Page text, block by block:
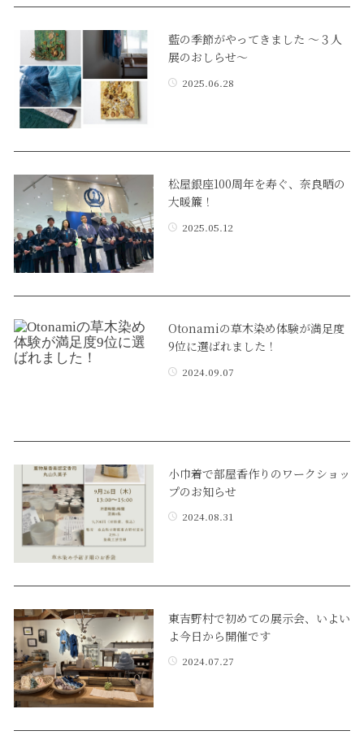
藍の季節がやってきました 〜３人
展のおしらせ〜
2025.06.28
松屋銀座100周年を寿ぐ、奈良晒の
大暖簾！
2025.05.12
Otonamiの草木染め体験が満足度
9位に選ばれました！
2024.09.07
小巾着で部屋香作りのワークショッ
プのお知らせ
2024.08.31
東吉野村で初めての展示会、いよい
よ今日から開催です
2024.07.27